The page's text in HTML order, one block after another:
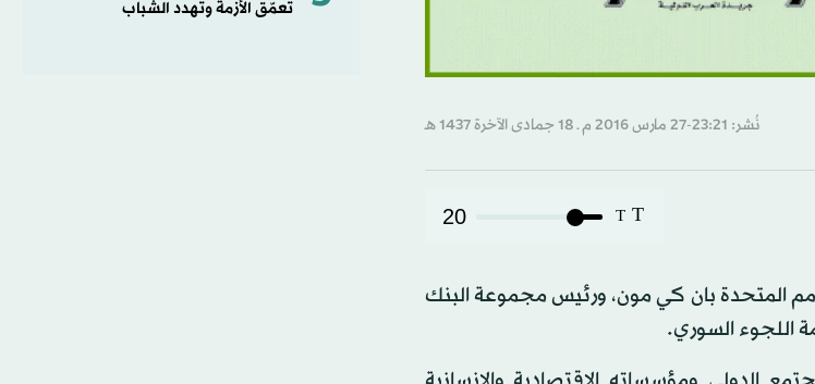
نُشر: 23:21-27 مارس 2016 م ـ 18 جمادى الآخرة 1437 هـ
T
T
20
المتحدة بان كي مون، ورئيس مجموعة البنك
اللجوء السوري.
تعمّق الأزمة وتهدد الشباب